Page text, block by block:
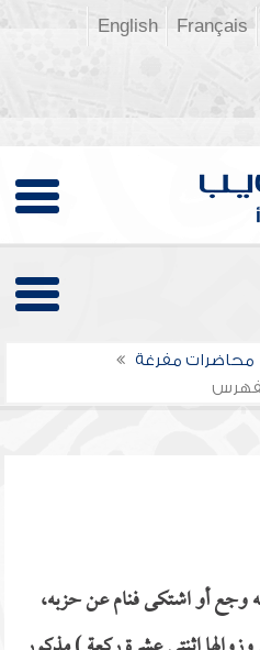
Français
English
محاضرات مفرغة
وجع أو اشتكى فنام عن حزبه،